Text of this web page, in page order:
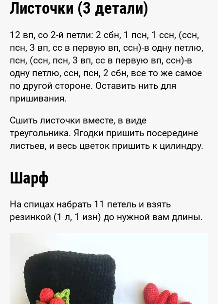
Листочки (3 детали)
12 вп, со 2-й петли: 2 сбн, 1 псн, 1 ссн, (ссн,
псн, 3 вп, сс в первую вп, ссн)-в одну петлю,
псн, (ссн, псн, 3 вп, сс в первую вп, ссн)-в
одну петлю, ссн, псн, 2 сбн, все то же самое
по другой стороне. Оставить нить для
пришивания.
Сшить листочки вместе, в виде
треугольника. Ягодки пришить посередине
листьев, и весь цветок пришить к цилиндру.
Шарф
На спицах набрать 11 петель и взять
резинкой (1 л, 1 изн) до нужной вам длины.